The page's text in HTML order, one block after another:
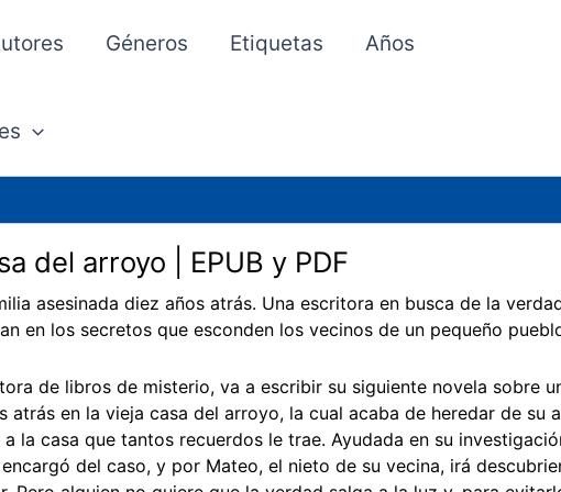
Géneros Etiquetas Años
del arroyo | EPUB y PDF
asesinada diez años atrás. Una escritora en busca de la
en los secretos que esconden los vecinos de un pequeño
de libros de misterio, va a escribir su siguiente novela sobre
atrás en la vieja casa del arroyo, la cual acaba de heredar de su
la casa que tantos recuerdos le trae. Ayudada en su
del caso, y por Mateo, el nieto de su vecina, irá